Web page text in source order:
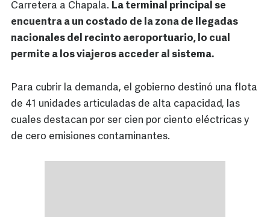
Carretera a Chapala. La terminal principal se
encuentra a un costado de la zona de llegadas
nacionales del recinto aeroportuario, lo cual
permite a los viajeros acceder al sistema.
Para cubrir la demanda, el gobierno destinó una flota
de 41 unidades articuladas de alta capacidad, las
cuales destacan por ser cien por ciento eléctricas y
de cero emisiones contaminantes.